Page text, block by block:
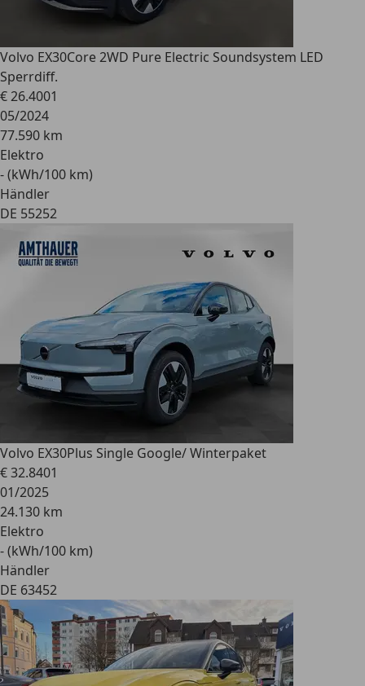
Volvo EX30Core 2WD Pure Electric Soundsystem LED
Sperrdiff.
€ 26.4001
05/2024
77.590 km
Elektro
- (kWh/100 km)
Händler
DE 55252
Volvo EX30Plus Single Google/ Winterpaket
€ 32.8401
01/2025
24.130 km
Elektro
- (kWh/100 km)
Händler
DE 63452